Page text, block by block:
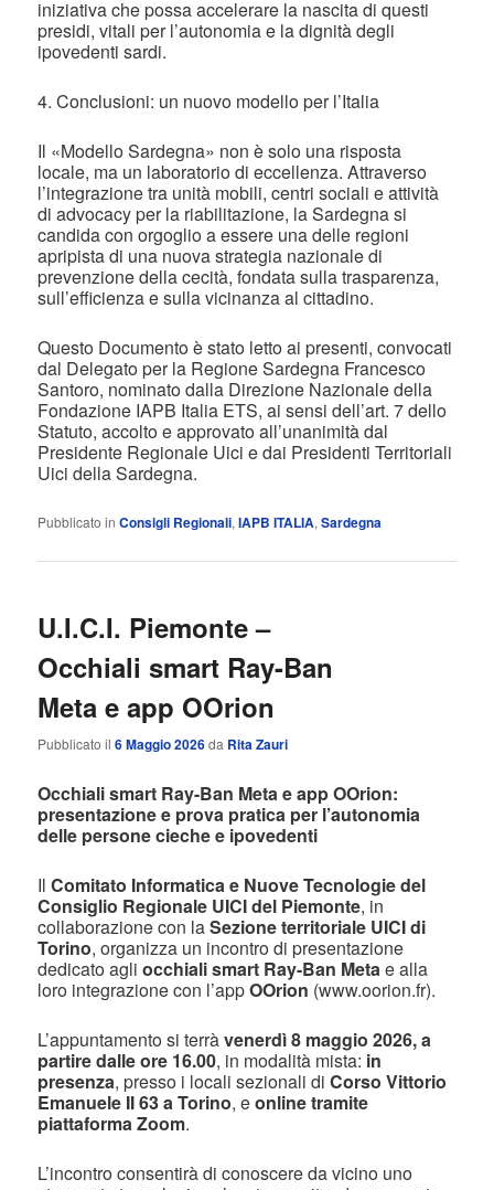
iniziativa che possa accelerare la nascita di questi
presidi, vitali per l’autonomia e la dignità degli
ipovedenti sardi.
4. Conclusioni: un nuovo modello per l’Italia
Il «Modello Sardegna» non è solo una risposta
locale, ma un laboratorio di eccellenza. Attraverso
l’integrazione tra unità mobili, centri sociali e attività
di advocacy per la riabilitazione, la Sardegna si
candida con orgoglio a essere una delle regioni
apripista di una nuova strategia nazionale di
prevenzione della cecità, fondata sulla trasparenza,
sull’efficienza e sulla vicinanza al cittadino.
Questo Documento è stato letto ai presenti, convocati
dal Delegato per la Regione Sardegna Francesco
Santoro, nominato dalla Direzione Nazionale della
Fondazione IAPB Italia ETS, ai sensi dell’art. 7 dello
Statuto, accolto e approvato all’unanimità dal
Presidente Regionale Uici e dai Presidenti Territoriali
Uici della Sardegna.
Pubblicato in Consigli Regionali,IAPB ITALIA,Sardegna
U.I.C.I. Piemonte –
Occhiali smart Ray-Ban
Meta e app OOrion
Pubblicato il6 Maggio 2026da Rita Zauri
Occhiali smart Ray-Ban Meta e app OOrion:
presentazione e prova pratica per l’autonomia
delle persone cieche e ipovedenti
IlComitato Informatica e Nuove Tecnologie del
Consiglio Regionale UICI del Piemonte, in
collaborazione con laSezione territoriale UICI di
Torino, organizza un incontro di presentazione
dedicato agliocchiali smart Ray-Ban Metae alla
loro integrazione con l’appOOrion (www.oorion.fr).
L’appuntamento si terràvenerdì 8 maggio 2026, a
partire dalle ore 16.00, in modalità mista: in
presenza, presso i locali sezionali diCorso Vittorio
Emanuele II 63 a Torino, eonline tramite
piattaforma Zoom.
L’incontro consentirà di conoscere da vicino uno